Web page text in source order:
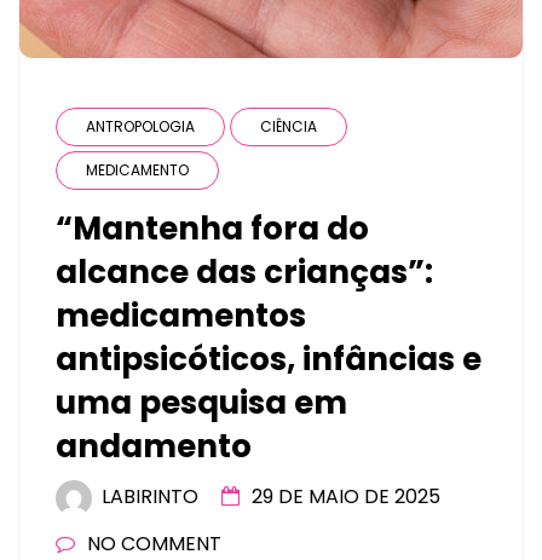
ANTROPOLOGIA CIÊNCIA
MEDICAMENTO
“Mantenha fora do
alcance das crianças”:
medicamentos
antipsicóticos, infâncias e
uma pesquisa em
andamento
LABIRINTO
29 DE MAIO DE 2025
NO COMMENT